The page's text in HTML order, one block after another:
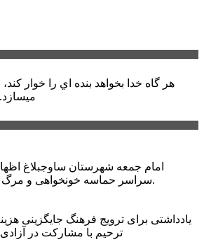
هر گاه خدا بخواهد بنده اي را خوار كند،
میسازد.
امام جمعه شهرستان ساوجبلاغ
سراسر حماسه خونخواهی و مرگ بر آمریکا و اسرائیل بود.
یادداشتی برای ترویج فرهنگ جایگزینی
ترحیم با مشارکت در آزادی